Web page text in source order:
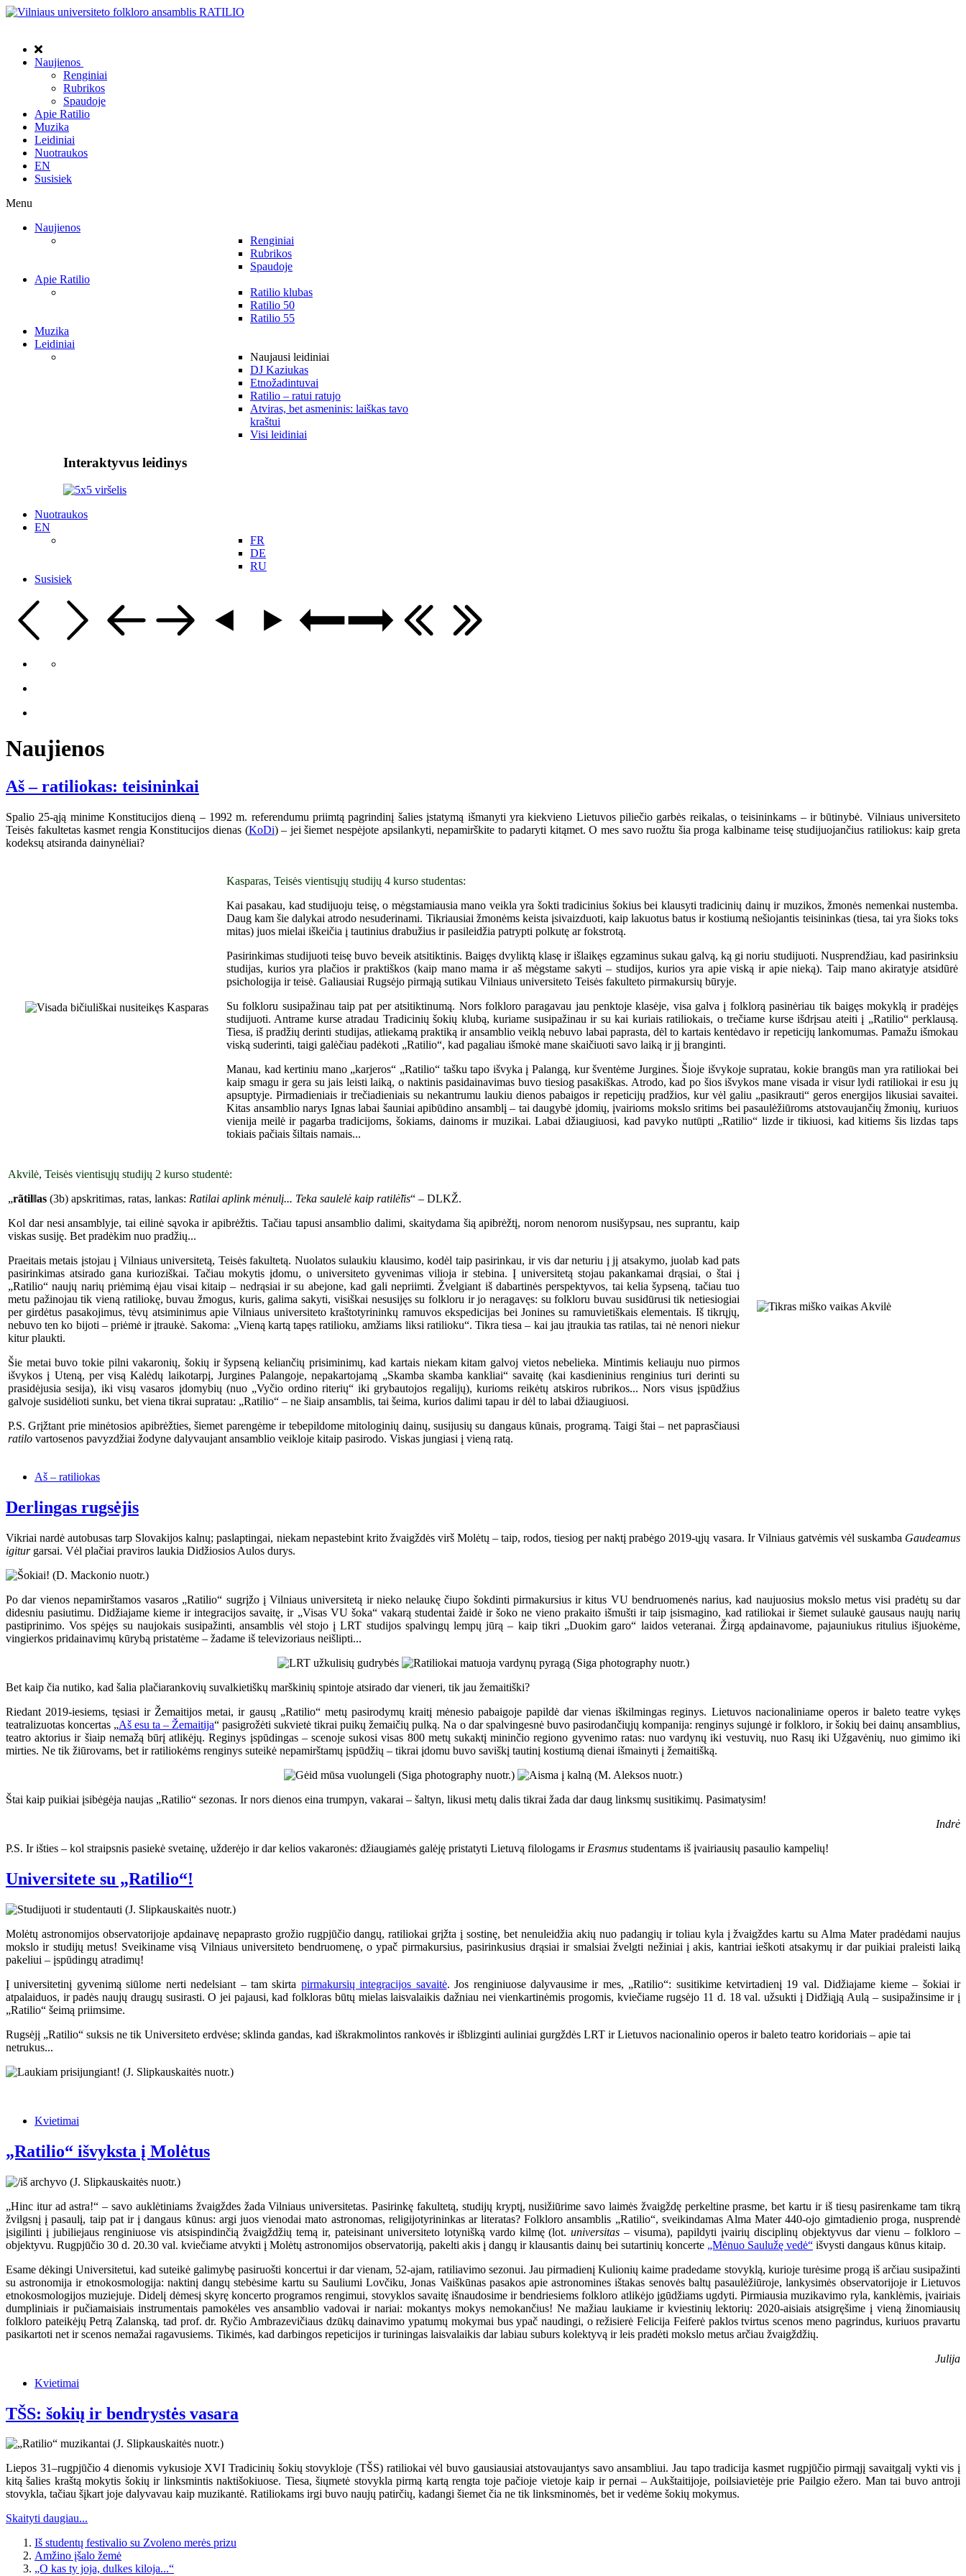
Naujienos
Renginiai
Rubrikos
Spaudoje
Apie Ratilio
Muzika
Leidiniai
Nuotraukos
EN
Susisiek
Menu
Naujienos
Renginiai
Rubrikos
Spaudoje
Apie Ratilio
Ratilio klubas
Ratilio 50
Ratilio 55
Muzika
Leidiniai
Naujausi leidiniai
DJ Kaziukas
Etnožadintuvai
Ratilio – ratui ratujo
Atviras, bet asmeninis: laiškas tavo
kraštui
Visi leidiniai
Interaktyvus leidinys
Nuotraukos
EN
FR
DE
RU
Susisiek
Naujienos
Aš – ratiliokas: teisininkai
Spalio 25-ąją minime Konstitucijos dieną – 1992 m. referendumu priimtą pagrindinį šalies įstatymą išmanyti yra kiekvieno Lietuvos piliečio garbės reikalas, o teisininkams – ir būtinybė. Vilniaus universiteto
Teisės fakultetas kasmet rengia Konstitucijos dienas (KoDi) – jei šiemet nespėjote apsilankyti, nepamirškite to padaryti kitąmet. O mes savo ruožtu šia proga kalbiname teisę studijuojančius ratiliokus: kaip greta
kodeksų atsiranda dainynėliai?
Kasparas, Teisės vientisųjų studijų 4 kurso studentas:
Kai pasakau, kad studijuoju teisę, o mėgstamiausia mano veikla yra šokti tradicinius šokius bei klausyti tradicinių dainų ir muzikos, žmonės nemenkai nustemba.
Daug kam šie dalykai atrodo nesuderinami. Tikriausiai žmonėms keista įsivaizduoti, kaip lakuotus batus ir kostiumą nešiojantis teisininkas (tiesa, tai yra šioks toks
mitas) juos mielai iškeičia į tautinius drabužius ir pasileidžia patrypti polkutę ar fokstrotą.
Pasirinkimas studijuoti teisę buvo beveik atsitiktinis. Baigęs dvyliktą klasę ir išlaikęs egzaminus sukau galvą, ką gi noriu studijuoti. Nusprendžiau, kad pasirinksiu
studijas, kurios yra plačios ir praktiškos (kaip mano mama ir aš mėgstame sakyti – studijos, kurios yra apie viską ir apie nieką). Taip mano akiratyje atsidūrė
psichologija ir teisė. Galiausiai Rugsėjo pirmąją sutikau Vilniaus universiteto Teisės fakulteto pirmakursių būryje.
Su folkloru susipažinau taip pat per atsitiktinumą. Nors folkloro paragavau jau penktoje klasėje, visa galva į folklorą pasinėriau tik baigęs mokyklą ir pradėjęs
studijuoti. Antrame kurse atradau Tradicinių šokių klubą, kuriame susipažinau ir su kai kuriais ratiliokais, o trečiame kurse išdrįsau ateiti į „Ratilio“ perklausą.
Tiesa, iš pradžių derinti studijas, atliekamą praktiką ir ansamblio veiklą nebuvo labai paprasta, dėl to kartais kentėdavo ir repeticijų lankomumas. Pamažu išmokau
viską suderinti, taigi galėčiau padėkoti „Ratilio“, kad pagaliau išmokė mane skaičiuoti savo laiką ir jį branginti.
Manau, kad kertiniu mano „karjeros“ „Ratilio“ tašku tapo išvyka į Palangą, kur šventėme Jurgines. Šioje išvykoje supratau, kokie brangūs man yra ratiliokai bei
kaip smagu ir gera su jais leisti laiką, o naktinis pasidainavimas buvo tiesiog pasakiškas. Atrodo, kad po šios išvykos mane visada ir visur lydi ratiliokai ir esu jų
apsuptyje. Pirmadieniais ir trečiadieniais su nekantrumu laukiu dienos pabaigos ir repeticijų pradžios, kur vėl galiu „pasikrauti“ geros energijos likusiai savaitei.
Kitas ansamblio narys Ignas labai šauniai apibūdino ansamblį – tai daugybė įdomių, įvairioms mokslo sritims bei pasaulėžiūroms atstovaujančių žmonių, kuriuos
vienija meilė ir pagarba tradicijoms, šokiams, dainoms ir muzikai. Labai džiaugiuosi, kad pavyko nutūpti „Ratilio“ lizde ir tikiuosi, kad kitiems šis lizdas taps
tokiais pačiais šiltais namais...
Akvilė, Teisės vientisųjų studijų 2 kurso studentė:
„rãtil‖as (3b) apskritimas, ratas, lankas: Ratilai aplink mėnulį... Teka saulelė kaip ratilė̃lis“ – DLKŽ.
Kol dar nesi ansamblyje, tai eilinė sąvoka ir apibrėžtis. Tačiau tapusi ansamblio dalimi, skaitydama šią apibrėžtį, norom nenorom nusišypsau, nes suprantu, kaip
viskas susiję. Bet pradėkim nuo pradžių...
Praeitais metais įstojau į Vilniaus universitetą, Teisės fakultetą. Nuolatos sulaukiu klausimo, kodėl taip pasirinkau, ir vis dar neturiu į jį atsakymo, juolab kad pats
pasirinkimas atsirado gana kurioziškai. Tačiau mokytis įdomu, o universiteto gyvenimas vilioja ir stebina. Į universitetą stojau pakankamai drąsiai, o štai į
„Ratilio“ naujų narių priėmimą ėjau visai kitaip – nedrąsiai ir su abejone, kad gali nepriimti. Žvelgiant iš dabartinės perspektyvos, tai kelia šypseną, tačiau tuo
metu pažinojau tik vieną ratiliokę, buvau žmogus, kuris, galima sakyti, visiškai nesusijęs su folkloru ir jo neragavęs: su folkloru buvau susidūrusi tik netiesiogiai
per girdėtus pasakojimus, tėvų atsiminimus apie Vilniaus universiteto kraštotyrininkų ramuvos ekspedicijas bei Jonines su ramuvietiškais elementais. Iš tikrųjų,
nebuvo ten ko bijoti – priėmė ir įtraukė. Sakoma: „Vieną kartą tapęs ratilioku, amžiams liksi ratilioku“. Tikra tiesa – kai jau įtraukia tas ratilas, tai nė nenori niekur
kitur plaukti.
Šie metai buvo tokie pilni vakaronių, šokių ir šypseną keliančių prisiminimų, kad kartais niekam kitam galvoj vietos nebelieka. Mintimis keliauju nuo pirmos
išvykos į Uteną, per visą Kalėdų laikotarpį, Jurgines Palangoje, nepakartojamą „Skamba skamba kankliai“ savaitę (kai kasdieninius renginius turi derinti su
prasidėjusia sesija), iki visų vasaros įdomybių (nuo „Vyčio ordino riterių“ iki grybautojos regalijų), kurioms reikėtų atskiros rubrikos... Nors visus įspūdžius
galvoje susidėlioti sunku, bet viena tikrai supratau: „Ratilio“ – ne šiaip ansamblis, tai šeima, kurios dalimi tapau ir dėl to labai džiaugiuosi.
P.S. Grįžtant prie minėtosios apibrėžties, šiemet parengėme ir tebepildome mitologinių dainų, susijusių su dangaus kūnais, programą. Taigi štai – net paprasčiausi
ratilo vartosenos pavyzdžiai žodyne dalyvaujant ansamblio veikloje kitaip pasirodo. Viskas jungiasi į vieną ratą.
Aš – ratiliokas
Derlingas rugsėjis
Vikriai nardė autobusas tarp Slovakijos kalnų; paslaptingai, niekam nepastebint krito žvaigždės virš Molėtų – taip, rodos, tiesiog per naktį prabėgo 2019-ųjų vasara. Ir Vilniaus gatvėmis vėl suskamba Gaudeamus
igiturgarsai. Vėl plačiai praviros laukia Didžiosios Aulos durys.
Po dar vienos nepamirštamos vasaros „Ratilio“ sugrįžo į Vilniaus universitetą ir nieko nelaukę čiupo šokdinti pirmakursius ir kitus VU bendruomenės narius, kad naujuosius mokslo metus visi pradėtų su dar
didesniu pasiutimu. Didžiajame kieme ir integracijos savaitę, ir „Visas VU šoka“ vakarą studentai žaidė ir šoko ne vieno prakaito išmušti ir taip įsismagino, kad ratiliokai ir šiemet sulaukė gausaus naujų narių
pastiprinimo. Vos spėjęs su naujokais susipažinti, ansamblis vėl stojo į LRT studijos spalvingų lempų jūrą – kaip tikri „Duokim garo“ laidos veteranai. Žirgą apdainavome, pajauniukus ritulius išjuokėme,
vingierkos pridainavimų kūrybą pristatėme – žadame iš televizoriaus neišlipti...
Bet kaip čia nutiko, kad šalia plačiarankovių suvalkietiškų marškinių spintoje atsirado dar vieneri, tik jau žemaitiški?
Riedant 2019-iesiems, tęsiasi ir Žemaitijos metai, ir gausų „Ratilio“ metų pasirodymų kraitį mėnesio pabaigoje papildė dar vienas iškilmingas reginys. Lietuvos nacionaliniame operos ir baleto teatre vykęs
teatralizuotas koncertas „Aš esu ta – Žemaitija“ pasigrožėti sukvietė tikrai puikų žemaičių pulką. Na o dar spalvingesnė buvo pasirodančiųjų kompanija: renginys sujungė ir folkloro, ir šokių bei dainų ansamblius,
teatro aktorius ir šiaip nemažą būrį atlikėjų. Reginys įspūdingas – scenoje sukosi visas 800 metų sukaktį mininčio regiono gyvenimo ratas: nuo vardynų iki vestuvių, nuo Rasų iki Užgavėnių, nuo gimimo iki
mirties. Ne tik žiūrovams, bet ir ratiliokėms renginys suteikė nepamirštamų įspūdžių – tikrai įdomu buvo saviškį tautinį kostiumą dienai išmainyti į žemaitišką.
Štai kaip puikiai įsibėgėja naujas „Ratilio“ sezonas. Ir nors dienos eina trumpyn, vakarai – šaltyn, likusi metų dalis tikrai žada dar daug linksmų susitikimų. Pasimatysim!
Indrė
P.S. Ir išties – kol straipsnis pasiekė svetainę, užderėjo ir dar kelios vakaronės: džiaugiamės galėję pristatyti Lietuvą filologams ir Erasmus studentams iš įvairiausių pasaulio kampelių!
Universitete su „Ratilio“!
Molėtų astronomijos observatorijoje apdainavę nepaprasto grožio rugpjūčio dangų, ratiliokai grįžta į sostinę, bet nenuleidžia akių nuo padangių ir toliau kyla į žvaigždes kartu su Alma Mater pradėdami naujus
mokslo ir studijų metus! Sveikiname visą Vilniaus universiteto bendruomenę, o ypač pirmakursius, pasirinkusius drąsiai ir smalsiai žvelgti nežiniai į akis, kantriai ieškoti atsakymų ir dar puikiai praleisti laiką
pakeliui – įspūdingų atradimų!
Į universitetinį gyvenimą siūlome nerti nedelsiant – tam skirta pirmakursių integracijos savaitė. Jos renginiuose dalyvausime ir mes, „Ratilio“: susitikime ketvirtadienį 19 val. Didžiajame kieme – šokiai ir
atpalaiduos, ir padės naujų draugų susirasti. O jei pajausi, kad folkloras būtų mielas laisvalaikis dažniau nei vienkartinėmis progomis, kviečiame rugsėjo 11 d. 18 val. užsukti į Didžiąją Aulą – susipažinsime ir į
„Ratilio“ šeimą priimsime.
Rugsėjį „Ratilio“ suksis ne tik Universiteto erdvėse; sklinda gandas, kad iškrakmolintos rankovės ir išblizginti auliniai gurgždės LRT ir Lietuvos nacionalinio operos ir baleto teatro koridoriais – apie tai
netrukus...
Kvietimai
„Ratilio“ išvyksta į Molėtus
„Hinc itur ad astra!“ – savo auklėtiniams žvaigždes žada Vilniaus universitetas. Pasirinkę fakultetą, studijų kryptį, nusižiūrime savo laimės žvaigždę perkeltine prasme, bet kartu ir iš tiesų pasirenkame tam tikrą
žvilgsnį į pasaulį, taip pat ir į dangaus kūnus: argi juos vienodai mato astronomas, religijotyrininkas ar literatas? Folkloro ansamblis „Ratilio“, sveikindamas Alma Mater 440-ojo gimtadienio proga, nusprendė
įsigilinti į jubiliejaus renginiuose vis atsispindinčią žvaigždžių temą ir, pateisinant universiteto lotynišką vardo kilmę (lot.universitas– visuma), papildyti įvairių disciplinų objektyvus dar vienu – folkloro –
objektyvu. Rugpjūčio 30 d. 20.30 val. kviečiame atvykti į Molėtų astronomijos observatoriją, pakelti akis į dangų ir klausantis dainų bei sutartinių koncerte „Mėnuo Saulužę vedė“ išvysti dangaus kūnus kitaip.
Esame dėkingi Universitetui, kad suteikė galimybę pasiruošti koncertui ir dar vienam, 52-ajam, ratiliavimo sezonui. Jau pirmadienį Kulionių kaime pradedame stovyklą, kurioje turėsime progą iš arčiau susipažinti
su astronomija ir etnokosmologija: naktinį dangų stebėsime kartu su Sauliumi Lovčiku, Jonas Vaiškūnas pasakos apie astronomines ištakas senovės baltų pasaulėžiūroje, lankysimės observatorijoje ir Lietuvos
etnokosmologijos muziejuje. Didelį dėmesį skyrę koncerto programos rengimui, stovyklos savaitę išnaudosime ir bendriesiems folkloro atlikėjo įgūdžiams ugdyti. Pirmiausia muzikavimo ryla, kanklėmis, įvairiais
dumpliniais ir pučiamaisiais instrumentais pamokėles ves ansamblio vadovai ir nariai: mokantys mokys nemokančius! Ne mažiau laukiame ir kviestinių lektorių: 2020-aisiais atsigręšime į vieną žinomiausių
folkloro pateikėjų Petrą Zalanską, tad prof. dr. Ryčio Ambrazevičiaus dzūkų dainavimo ypatumų mokymai bus ypač naudingi, o režisierė Felicija Feiferė paklos tvirtus scenos meno pagrindus, kuriuos pravartu
pasikartoti net ir scenos nemažai ragavusiems. Tikimės, kad darbingos repeticijos ir turiningas laisvalaikis dar labiau suburs kolektyvą ir leis pradėti mokslo metus arčiau žvaigždžių.
Julija
Kvietimai
TŠS: šokių ir bendrystės vasara
Liepos 31–rugpjūčio 4 dienomis vykusioje XVI Tradicinių šokių stovykloje (TŠS) ratiliokai vėl buvo gausiausiai atstovaujantys savo ansambliui. Jau tapo tradicija kasmet rugpjūčio pirmąjį savaitgalį vykti vis į
kitą šalies kraštą mokytis šokių ir linksmintis naktišokiuose. Tiesa, šiųmetė stovykla pirmą kartą rengta toje pačioje vietoje kaip ir pernai – Aukštaitijoje, poilsiavietėje prie Pailgio ežero. Man tai buvo antroji
stovykla, tačiau šįkart joje dalyvavau kaip muzikantė. Ratiliokams irgi buvo naujų patirčių, kadangi šiemet čia ne tik linksminomės, bet ir vedėme šokių mokymus.
Skaityti daugiau...
Iš studentų festivalio su Zvoleno merės prizu
Amžino įšalo žemė
„O kas ty joja, dulkes kiloja...“